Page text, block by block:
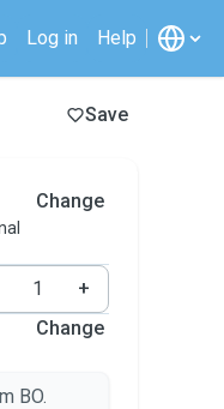
Log in Help
Save
Change
+
Change
BO.